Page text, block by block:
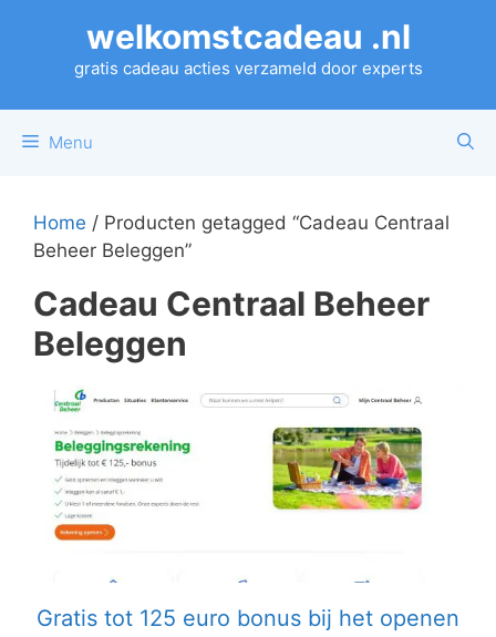
welkomstcadeau .nl
gratis cadeau acties verzameld door experts
Menu
Home / Producten getagged “Cadeau Centraal
Beheer Beleggen”
Cadeau Centraal Beheer
Beleggen
Gratis tot 125 euro bonus bij het openen